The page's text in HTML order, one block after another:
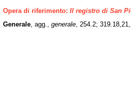
Opera di riferimento: Il registro di San
Generale , agg., generale , 254.2;